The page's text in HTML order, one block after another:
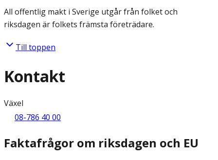
All offentlig makt i Sverige utgår från folket och
riksdagen är folkets främsta företrädare.
Till toppen
Kontakt
Växel
08-786 40 00
Faktafrågor om riksdagen och EU